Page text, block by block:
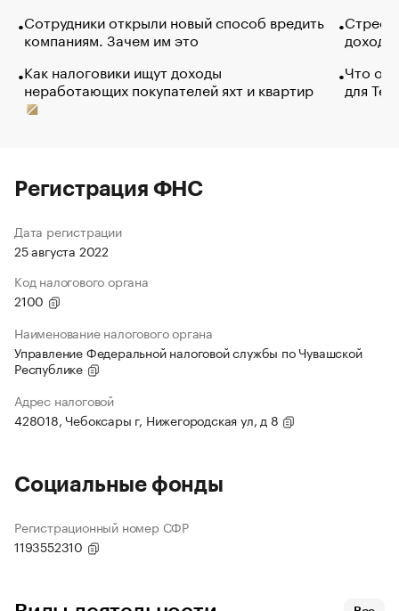
Сотрудники открыли новый способ вредить
компаниям. Зачем им это
Как налоговики ищут доходы
неработающих покупателей яхт и квартир
Что
для
Регистрация ФНС
Дата регистрации
25 августа 2022
Код налогового органа
2100
Наименование налогового органа
Управление Федеральной налоговой службы по Чувашской
Республике
Адрес налоговой
428018, Чебоксары г, Нижегородская ул, д 8
Социальные фонды
Регистрационный номер СФР
1193552310